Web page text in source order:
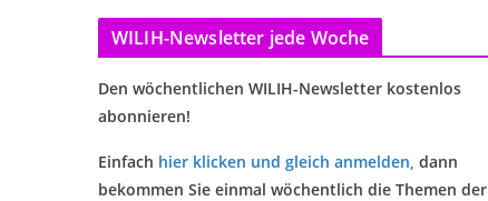
WILIH-Newsletter jede Woche
Den wöchentlichen WILIH-Newsletter kostenlos
abonnieren!
Einfach hier klicken und gleich anmelden, dann
bekommen Sie einmal wöchentlich die Themen der